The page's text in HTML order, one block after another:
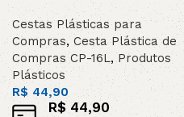
Cestas Plásticas para
Compras, Cesta Plástica de
Compras CP-16L,Produtos
Plásticos
R$ 44,90
R$ 44,90